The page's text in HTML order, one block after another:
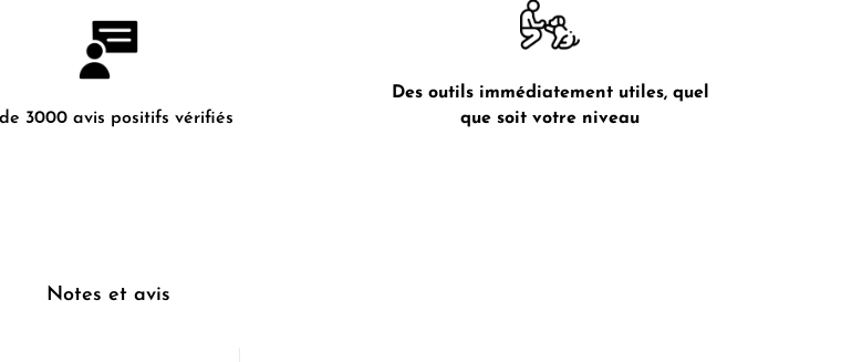
3000 avis positifs vérifiés
Des outils immédiatement utiles, quel
que soit votre niveau
Notes et avis